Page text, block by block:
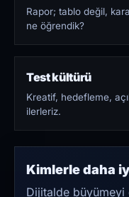
Rapor; tablo değil,
ne öğrendik?
Test kültürü
Kreatif, hedefleme,
ilerleriz.
Kimlerle daha
Dijitalde